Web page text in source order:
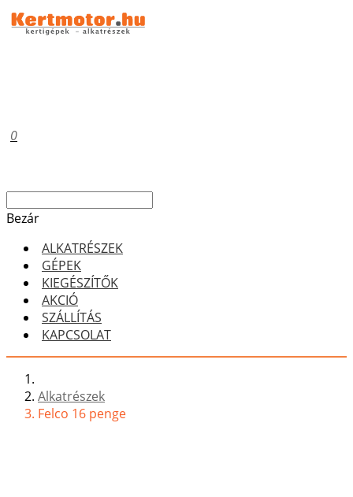
0
Bezár
ALKATRÉSZEK
GÉPEK
KIEGÉSZÍTŐK
AKCIÓ
SZÁLLÍTÁS
KAPCSOLAT
Alkatrészek
Felco 16 penge